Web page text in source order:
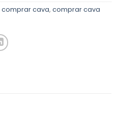
comprar cava, comprar cava